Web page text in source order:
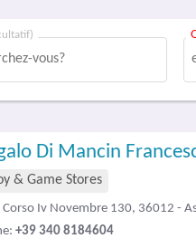
Di Mancin
& Game Stores
Corso Iv Novembre 130, 36012 -
+39 340 8184604